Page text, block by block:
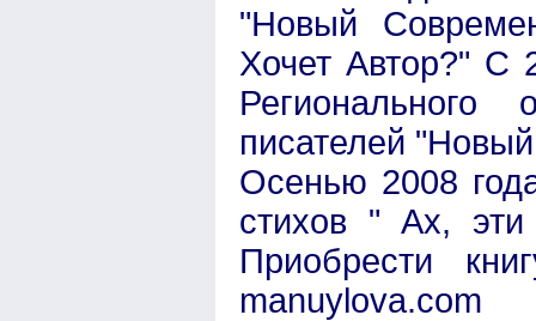
"Новый
Хочет Автор?" С
Регионального
писателей
Осенью 2008
стихов " Ах, эти
Приобрести
manuylova.com